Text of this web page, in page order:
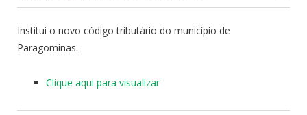
Institui o novo código tributário do município de
Paragominas.
Clique aqui para visualizar